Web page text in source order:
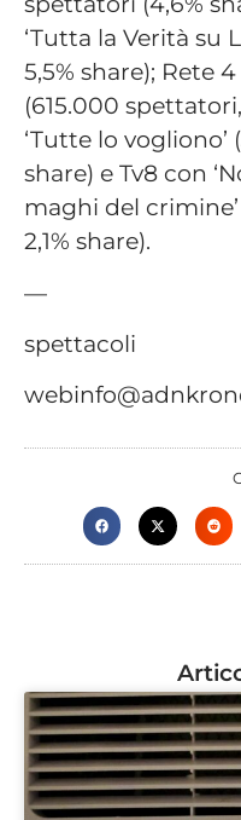
‘Tutta la Verità su
5,5% share); Rete
(615.000
‘Tutte lo vogliono’
share) e Tv8 con
maghi del
2,1% share).
—
spettacoli